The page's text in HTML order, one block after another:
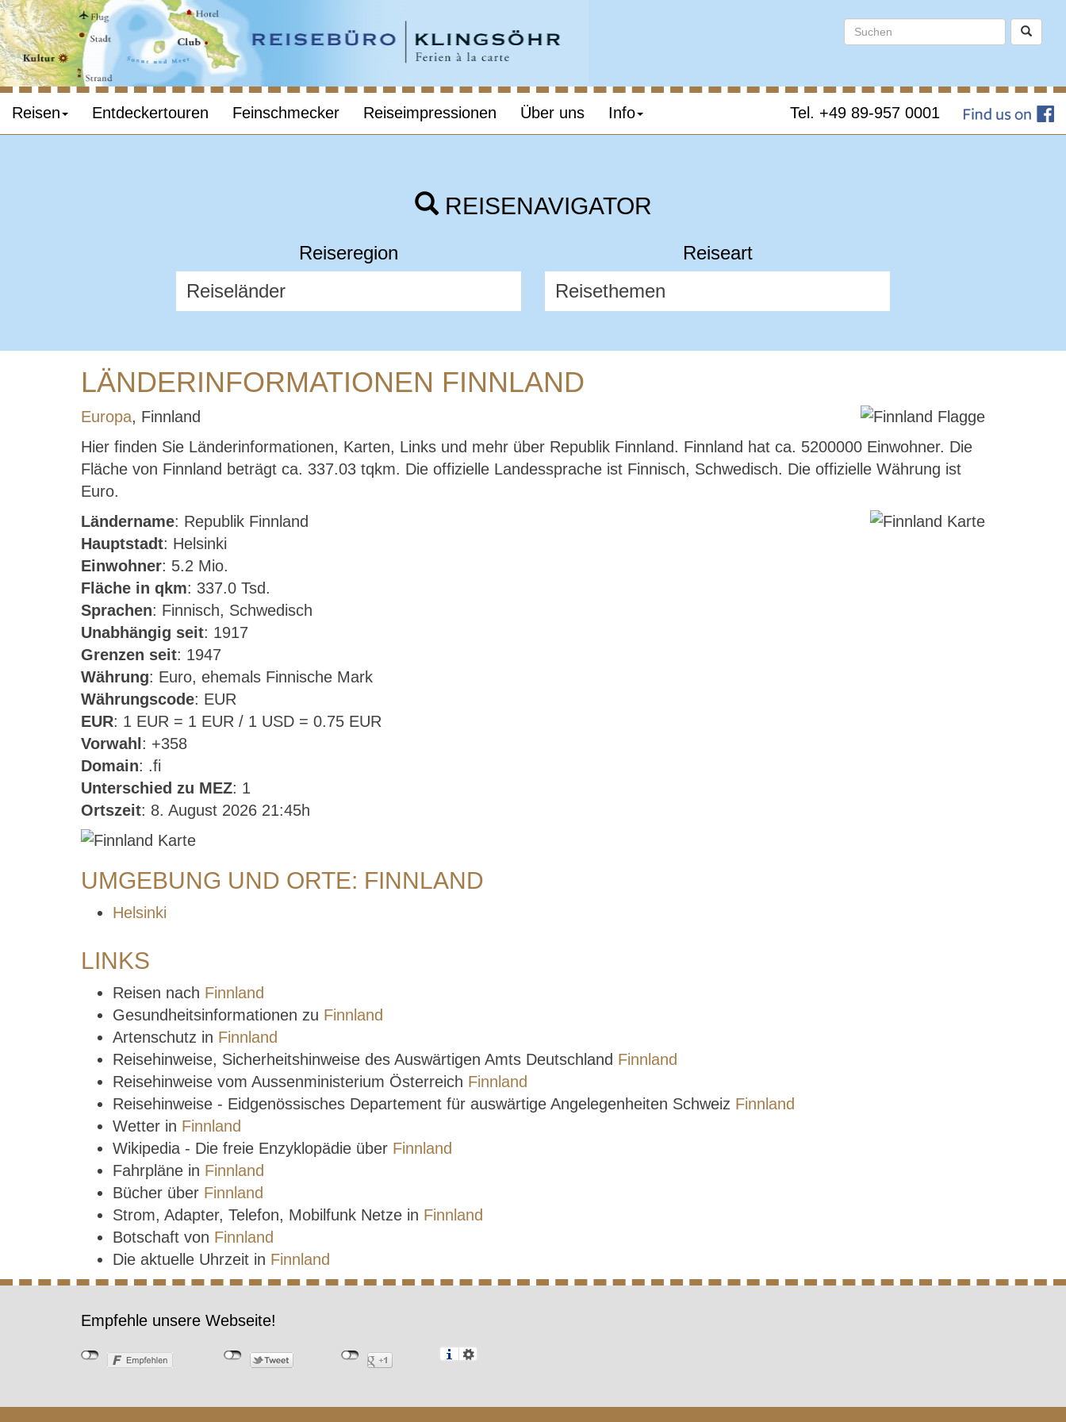
Reisen Entdeckertouren Feinschmecker Reiseimpressionen Über uns Info Tel. +49 89-957 0001
REISENAVIGATOR
Reiseregion Reiseart
LÄNDERINFORMATIONEN FINNLAND
Europa, Finnland
Hier finden Sie Länderinformationen, Karten, Links und mehr über Republik Finnland. Finnland hat ca. 5200000 Einwohner. Die
Fläche von Finnland beträgt ca. 337.03 tqkm. Die offizielle Landessprache ist Finnisch, Schwedisch. Die offizielle Währung ist
Euro.
Ländername: Republik Finnland
Hauptstadt: Helsinki
Einwohner: 5.2 Mio.
Fläche in qkm: 337.0 Tsd.
Sprachen: Finnisch, Schwedisch
Unabhängig seit: 1917
Grenzen seit: 1947
Währung: Euro, ehemals Finnische Mark
Währungscode: EUR
EUR: 1 EUR = 1 EUR / 1 USD = 0.75 EUR
Vorwahl : +358
Domain: .fi
Unterschied zu MEZ: 1
Ortszeit: 8. August 2026 21:45h
UMGEBUNG UND ORTE: FINNLAND
Helsinki
LINKS
Reisen nach Finnland
Gesundheitsinformationen zu Finnland
Artenschutz in Finnland
Reisehinweise, Sicherheitshinweise des Auswärtigen Amts Deutschland Finnland
Reisehinweise vom Aussenministerium Österreich Finnland
Reisehinweise - Eidgenössisches Departement für auswärtige Angelegenheiten Schweiz Finnland
Wetter in Finnland
Wikipedia - Die freie Enzyklopädie über Finnland
Fahrpläne in Finnland
Bücher über Finnland
Strom, Adapter, Telefon, Mobilfunk Netze in Finnland
Botschaft von Finnland
Die aktuelle Uhrzeit in Finnland
Empfehle unsere Webseite!